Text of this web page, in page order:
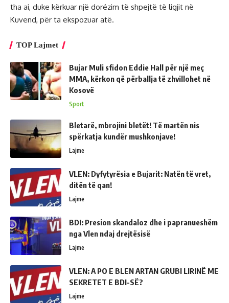
tha ai, duke kërkuar një dorëzim të shpejtë të ligjit në
Kuvend, për ta ekspozuar atë.
TOP Lajmet
Bujar Muli sfidon Eddie Hall për një meç
MMA, kërkon që përballja të zhvillohet në
Kosovë
Sport
Bletarë, mbrojini bletët! Të martën nis
spërkatja kundër mushkonjave!
Lajme
VLEN: Dyfytyrësia e Bujarit: Natën të vret,
ditën të qan!
Lajme
BDI: Presion skandaloz dhe i papranueshëm
nga Vlen ndaj drejtësisë
Lajme
VLEN: A PO E BLEN ARTAN GRUBI LIRINË ME
SEKRETET E BDI-SË?
Lajme